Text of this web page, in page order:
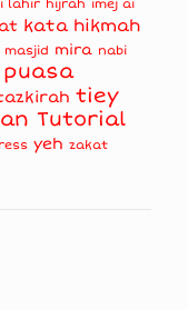
lahir hijrah imej ai
kata hikmah
masjid mira nabi
puasa
tiey
Tutorial
yeh zakat